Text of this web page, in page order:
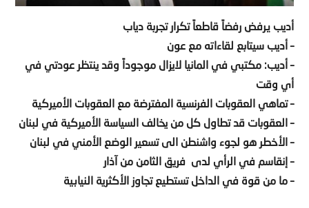
أديب يرفض رفضاً قاطعاً تكرار تجربة دياب
– أديب سيتابع لقاءاته مع عون
– أديب: مكتبي في المانيا لايزال موجوداً وقد ينتظر عودتي في
أي وقت
– تماهي العقوبات الفرنسية المفترضة مع العقوبات الأميركية
– العقوبات قد تطاول كل من يخالف السياسة الأميركية في لبنان
– الأخطر هو لجوء واشنطن الى تسعير الوضع الأمني في لبنان
– إنقاسم في الرأي لدى فريق الثامن من آذار
– ما من قوة في الداخل تستطيع تجاوز الأكثرية النيابية